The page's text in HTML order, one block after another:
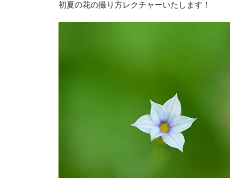
初夏の花の撮り方レクチャーいたします！